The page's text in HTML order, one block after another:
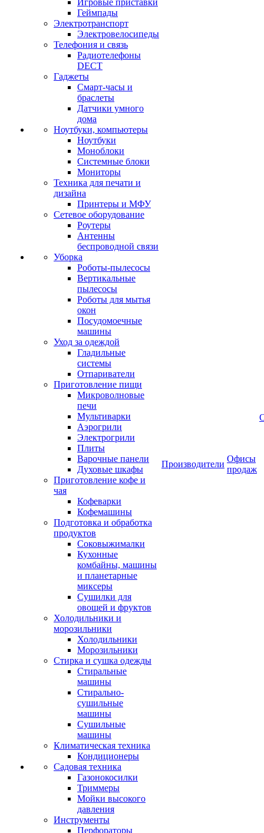
Игровые приставки
Геймпады
Электротранспорт
Электровелосипеды
Телефония и связь
Радиотелефоны
DECT
Гаджеты
Смарт-часы и
браслеты
Датчики умного
дома
Ноутбуки, компьютеры
Ноутбуки
Моноблоки
Системные блоки
Мониторы
Техника для печати и
дизайна
Принтеры и МФУ
Сетевое оборудование
Роутеры
Антенны
беспроводной связи
Уборка
Роботы-пылесосы
Вертикальные
пылесосы
Роботы для мытья
окон
Посудомоечные
машины
Уход за одеждой
Гладильные
системы
Отпариватели
Приготовление пищи
Микроволновые
печи
Мультиварки
Аэрогрили
Электрогрили
Плиты
Варочные панели
Духовые шкафы
Приготовление кофе и
чая
Кофеварки
Кофемашины
Подготовка и обработка
продуктов
Соковыжималки
Кухонные
комбайны, машины
и планетарные
миксеры
Сушилки для
овощей и фруктов
Холодильники и
морозильники
Холодильники
Морозильники
Стирка и сушка одежды
Стиральные
машины
Стирально-
сушильные
машины
Сушильные
машины
Климатическая техника
Кондиционеры
Садовая техника
Газонокосилки
Триммеры
Мойки высокого
давления
Инструменты
Перфораторы
Производители
Офисы
продаж